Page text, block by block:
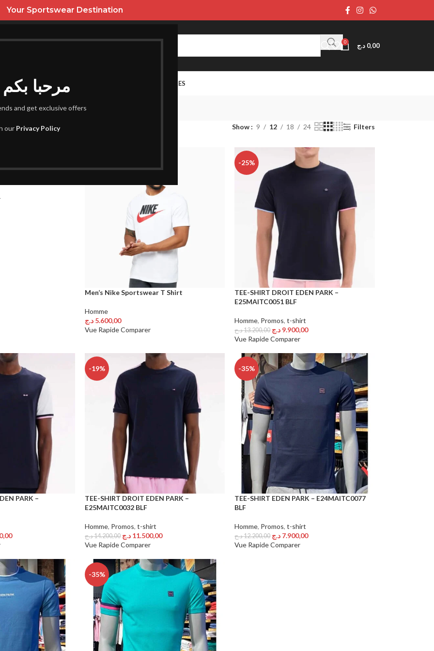
Bienvenus I مرحبا بكم
and get exclusive offers
our Privacy Policy
Your Sportswear Destination
0 0,00 د.ج
HOMME ENFANT SACS ET ACCESSOIRES
t-shirt
“t-shirt” Show 9 12 18 24 Filters
Men’s Nike Sportswear T Shirt
Homme
5.600,00 د.ج
Choix Des Options
Vue RapideComparer
-25%
TEE-SHIRT DROIT EDEN PARK –
E25MAITC0051 BLF
Homme, Promos,t-shirt
13.200,00د.ج 9.900,00 د.ج
Choix Des Options
Vue RapideComparer
PARK –
-19%
TEE-SHIRT DROIT EDEN PARK –
E25MAITC0032 BLF
Homme, Promos, t-shirt
14.200,00د.ج 11.500,00 د.ج
Choix Des Options
Vue RapideComparer
-35%
TEE-SHIRT EDEN PARK – E24MAITC0077
BLF
Homme, Promos,t-shirt
12.200,00د.ج 7.900,00 د.ج
Choix Des Options
Vue RapideComparer
-35%